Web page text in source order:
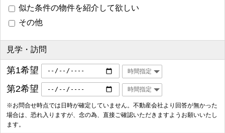
似た条件の物件を紹介して欲しい
その他
見学・訪問
第1希望
第2希望
※お問合せ時点では日時が確定していません。不動産会社より回答が無かった
場合は、恐れ入りますが、念の為、直接ご確認いただきますようお願いいたし
ます。